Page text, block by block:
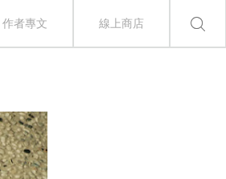
作者專文 線上商店